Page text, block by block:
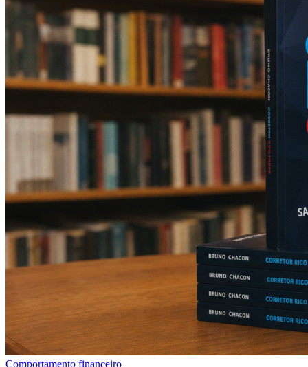
Comportamento financeiro